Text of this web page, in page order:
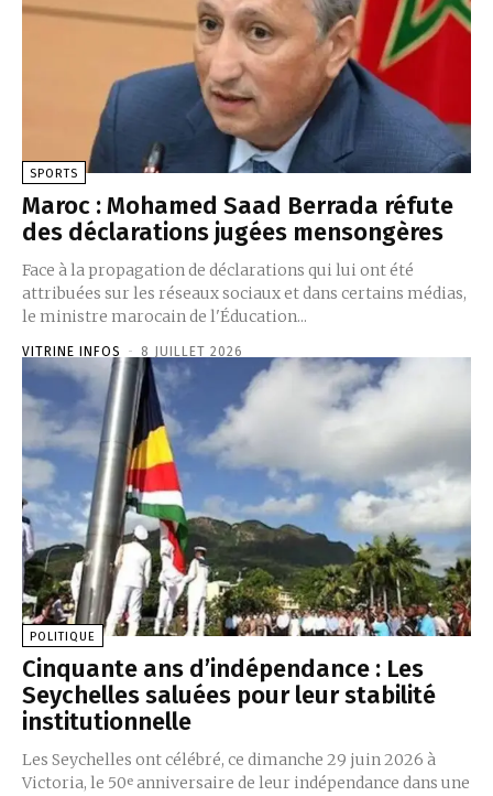
SPORTS
Maroc : Mohamed Saad Berrada réfute
des déclarations jugées mensongères
Face à la propagation de déclarations qui lui ont été
attribuées sur les réseaux sociaux et dans certains médias,
le ministre marocain de l'Éducation...
VITRINE INFOS - 8 JUILLET 2026
POLITIQUE
Cinquante ans d’indépendance : Les
Seychelles saluées pour leur stabilité
institutionnelle
Les Seychelles ont célébré, ce dimanche 29 juin 2026 à
Victoria, le 50ᵉ anniversaire de leur indépendance dans une